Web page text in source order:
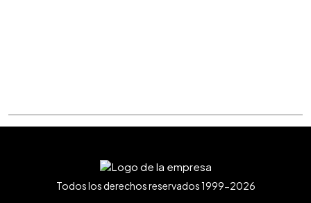
Todos los derechos reservados 1999-2026